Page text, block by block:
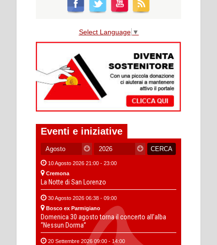
Select Language ▼
Eventi e iniziative
10 Agosto 2026 21:00 - 23:00
Cremona
La Notte di San Lorenzo
30 Agosto 2026 06:38 - 09:00
Bosco ex Parmigiano
Domenica 30 agosto torna il concerto all’alba
“Nessun Dorma”
20 Settembre 2026 09:00 - 14:00